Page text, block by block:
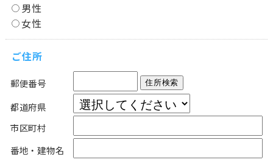
男性
女性
ご住所
郵便番号 住所検索
都道府県
市区町村
番地・建物名